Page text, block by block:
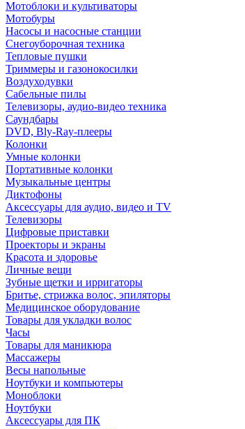
Мотоблоки и культиваторы
Мотобуры
Насосы и насосные станции
Снегоуборочная техника
Тепловые пушки
Триммеры и газонокосилки
Воздуходувки
Сабельные пилы
Телевизоры, аудио-видео техника
Саундбары
DVD, Bly-Ray-плееры
Колонки
Умные колонки
Портативные колонки
Музыкальные центры
Диктофоны
Аксессуары для аудио, видео и TV
Телевизоры
Цифровые приставки
Проекторы и экраны
Красота и здоровье
Личные вещи
Зубные щетки и ирригаторы
Бритье, стрижка волос, эпиляторы
Медицинское оборудование
Товары для укладки волос
Часы
Товары для маникюра
Массажеры
Весы напольные
Ноутбуки и компьютеры
Моноблоки
Ноутбуки
Аксессуары для ПК